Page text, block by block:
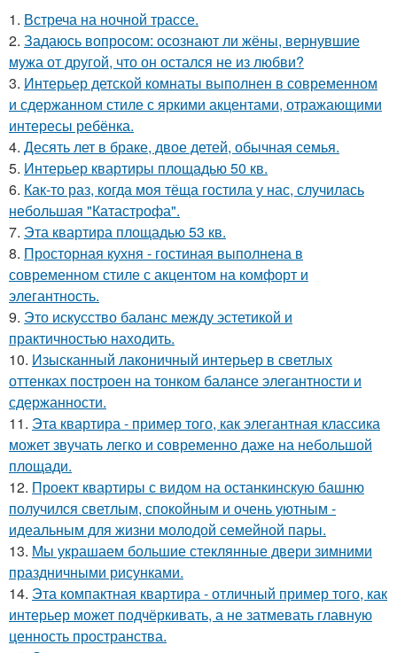
1. Встреча на ночной трассе.
2. Задаюсь вопросом: осознают ли жёны, вернувшие
мужа от другой, что он остался не из любви?
3. Интерьер детской комнаты выполнен в современном
и сдержанном стиле с яркими акцентами, отражающими
интересы ребёнка.
4. Десять лет в браке, двое детей, обычная семья.
5. Интерьер квартиры площадью 50 кв.
6. Как-то раз, когда моя тёща гостила у нас, случилась
небольшая "Катастрофа".
7. Эта квартира площадью 53 кв.
8. Просторная кухня - гостиная выполнена в
современном стиле с акцентом на комфорт и
элегантность.
9. Это искусство баланс между эстетикой и
практичностью находить.
10. Изысканный лаконичный интерьер в светлых
оттенках построен на тонком балансе элегантности и
сдержанности.
11. Эта квартира - пример того, как элегантная классика
может звучать легко и современно даже на небольшой
площади.
12. Проект квартиры с видом на останкинскую башню
получился светлым, спокойным и очень уютным -
идеальным для жизни молодой семейной пары.
13. Мы украшаем большие стеклянные двери зимними
праздничными рисунками.
14. Эта компактная квартира - отличный пример того, как
интерьер может подчёркивать, а не затмевать главную
ценность пространства.